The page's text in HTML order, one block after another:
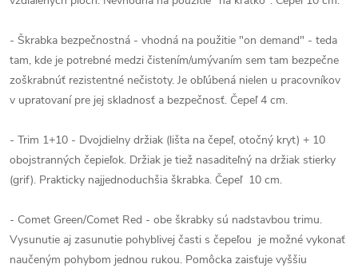
- Škrabka bezpečnostná - vhodná na použitie "on demand" - teda
tam, kde je potrebné medzi čistením/umývaním sem tam bezpečne
zoškrabnúť rezistentné nečistoty. Je obľúbená nielen u pracovníkov
v upratovaní pre jej skladnosť a bezpečnosť. Čepeľ 4 cm.
- Trim 1+10 - Dvojdielny držiak (lišta na čepeľ, otočný kryt) + 10
obojstranných čepieľok. Držiak je tiež nasaditeľný na držiak stierky
(grif). Prakticky najjednoduchšia škrabka. Čepeľ 10 cm.
- Comet Green/Comet Red - obe škrabky sú nadstavbou trimu.
Vysunutie aj zasunutie pohyblivej časti s čepeľou je možné vykonať
naučeným pohybom jednou rukou. Pomôcka zaisťuje vyššiu